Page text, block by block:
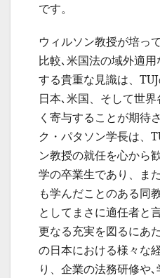
です。
ウィルソン教授が培っ
比較､米国法の域外適
する貴重な見識は、
日本､米国、そして世
く寄与することが期待
ク・パタソン学長は、
ン教授の就任を心から
学の卒業生であり、ま
も学んだことのある同
としてまさに適任者と
更なる充実を図るにあ
の日本における様々な
り、企業の法務研修や